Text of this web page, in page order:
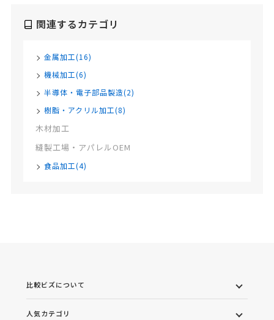
関連するカテゴリ
金属加工(16)
機械加工(6)
半導体・電子部品製造(2)
樹脂・アクリル加工(8)
木材加工
縫製工場・アパレルOEM
食品加工(4)
比較ビズについて
人気カテゴリ